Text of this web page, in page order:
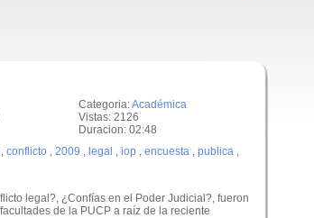
Categoria:Académica
Vistas: 2126
Duracion: 02:48
, conflicto , 2009 , legal , iop , encuesta , publica ,
legal?, ¿Confías en el Poder Judicial?, fueron
de la PUCP a raíz de la reciente